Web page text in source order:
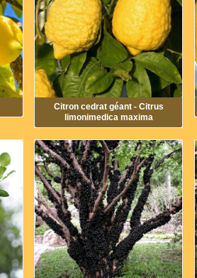
Citron cedrat géant - Citrus
limonimedica maxima